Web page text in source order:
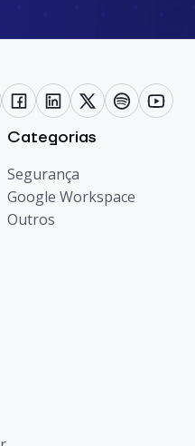
Categorias
Segurança
Google Workspace
Outros